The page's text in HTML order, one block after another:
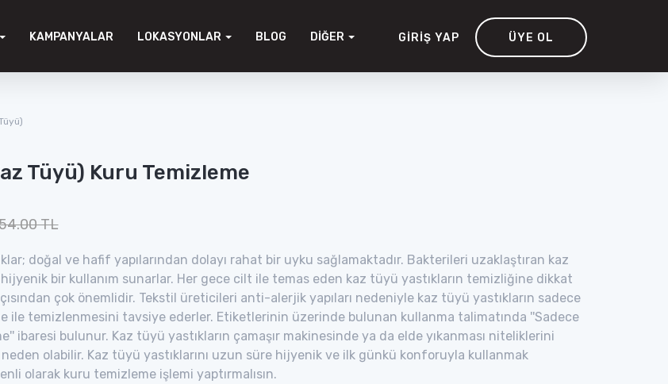
KAMPANYALAR LOKASYONLAR BLOG DIĞER GIRIŞ YAP ÜYE OL
Tüyü) Kuru Temizleme
TL
doğal ve hafif yapılarından dolayı rahat bir uyku sağlamaktadır. Bakterileri uzaklaştıran kaz
bir kullanım sunarlar. Her gece cilt ile temas eden kaz tüyü yastıkların temizliğine dikkat
çok önemlidir. Tekstil üreticileri anti-alerjik yapıları nedeniyle kaz tüyü yastıkların sadece
ile temizlenmesini tavsiye ederler. Etiketlerinin üzerinde bulunan kullanma talimatında ''Sadece
ibaresi bulunur. Kaz tüyü yastıkların çamaşır makinesinde ya da elde yıkanması niteliklerini
olabilir. Kaz tüyü yastıklarını uzun süre hijyenik ve ilk günkü konforuyla kullanmak
olarak kuru temizleme işlemi yaptırmalısın.